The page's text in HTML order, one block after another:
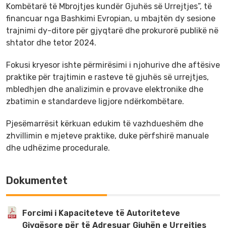
Kombëtarë të Mbrojtjes kundër Gjuhës së Urrejtjes”, të
financuar nga Bashkimi Evropian, u mbajtën dy sesione
trajnimi dy-ditore për gjyqtarë dhe prokurorë publikë në
shtator dhe tetor 2024.
Fokusi kryesor ishte përmirësimi i njohurive dhe aftësive
praktike për trajtimin e rasteve të gjuhës së urrejtjes,
mbledhjen dhe analizimin e provave elektronike dhe
zbatimin e standardeve ligjore ndërkombëtare.
Pjesëmarrësit kërkuan edukim të vazhdueshëm dhe
zhvillimin e mjeteve praktike, duke përfshirë manuale
dhe udhëzime procedurale.
Dokumentet
Forcimi i Kapaciteteve të Autoriteteve
Gjyqësore për të Adresuar Gjuhën e Urrejtjes